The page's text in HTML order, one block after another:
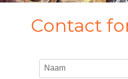
Contact
Naam